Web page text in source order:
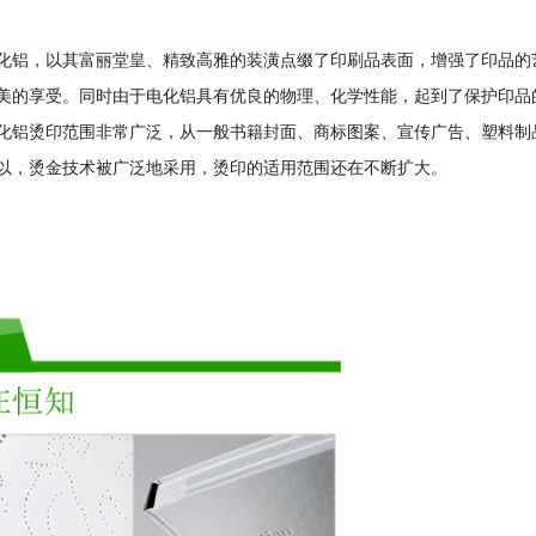
，以其富丽堂皇、精致高雅的装潢点缀了印刷品表面，增强了印品的
享受。同时由于电化铝具有优良的物理、化学性能，起到了保护印品
烫印范围非常广泛，从一般书籍封面、商标图案、宣传广告、塑料制
烫金技术被广泛地采用，烫印的适用范围还在不断扩大。